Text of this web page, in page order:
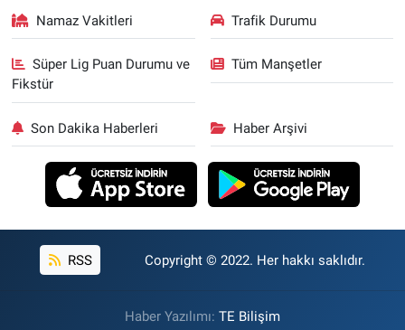
Namaz Vakitleri Trafik Durumu
Süper Lig Puan Durumu ve
Fikstür
Tüm Manşetler
Son Dakika Haberleri Haber Arşivi
RSS Copyright © 2022. Her hakkı saklıdır.
Haber Yazılımı: TE Bilişim